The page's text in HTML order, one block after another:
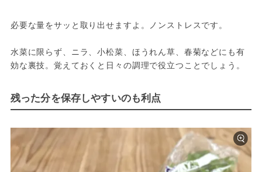
必要な量をサッと取り出せますよ。ノンストレスです。
水菜に限らず、ニラ、小松菜、ほうれん草、春菊などにも有
効な裏技。覚えておくと日々の調理で役立つことでしょう。
残った分を保存しやすいのも利点